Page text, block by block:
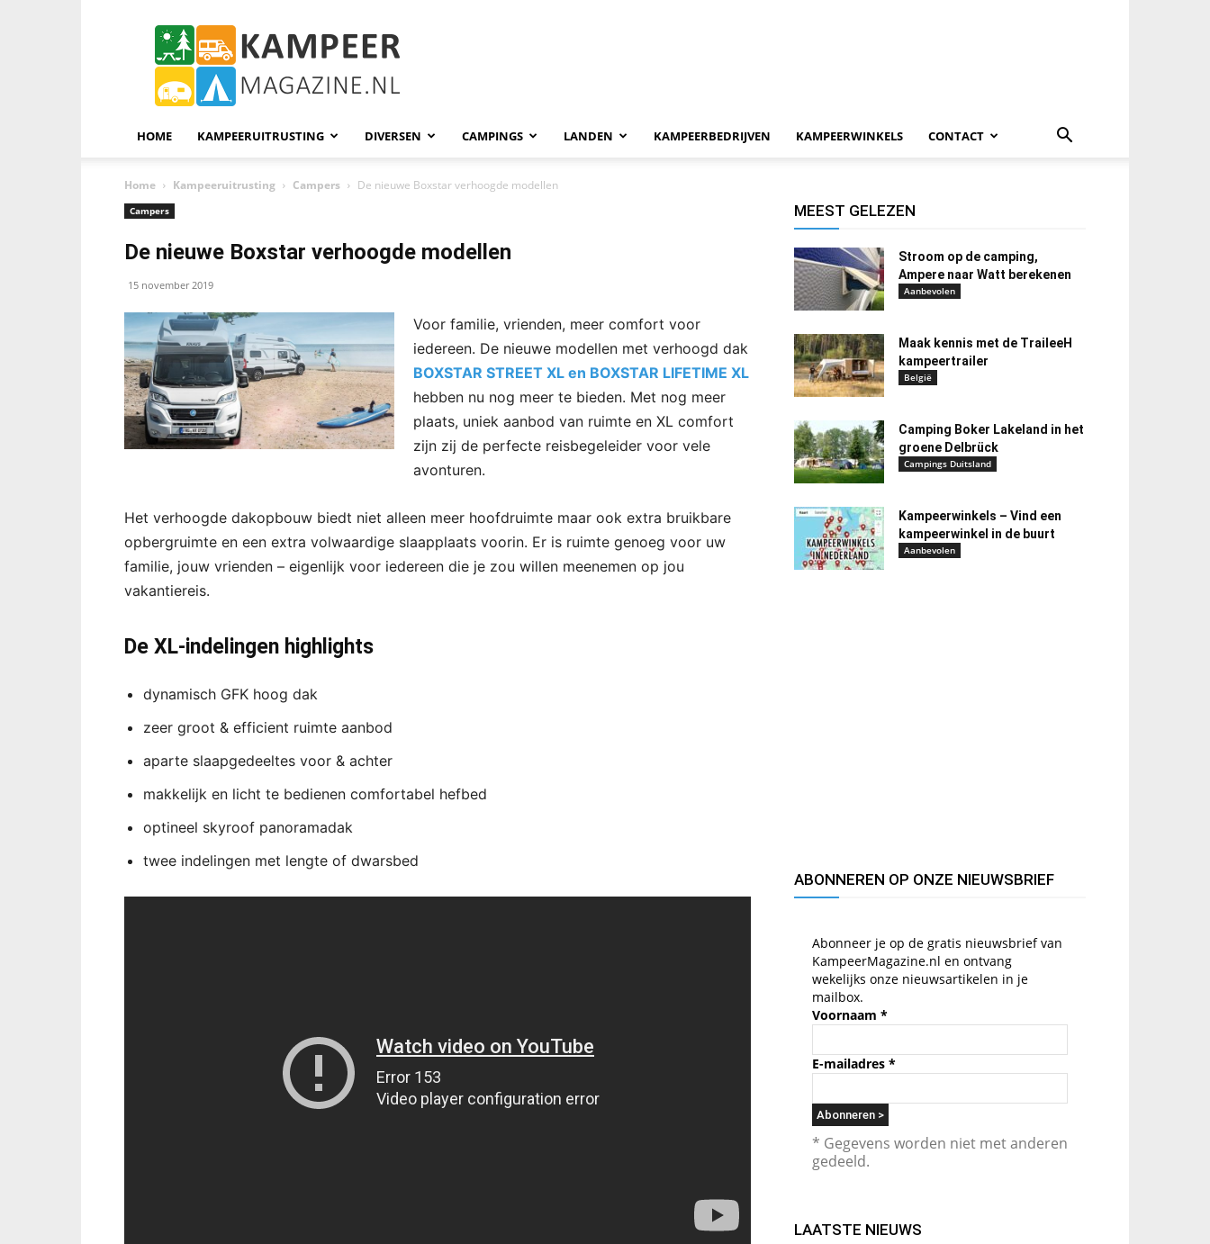
KampeerMagazine
HOME KAMPEERUITRUSTING DIVERSEN CAMPINGS LANDEN KAMPEERBEDRIJVEN KAMPEERWINKELS CONTACT
Home Kampeeruitrusting Campers De nieuwe Boxstar verhoogde modellen
Campers
De nieuwe Boxstar verhoogde modellen
15 november 2019
Voor familie, vrienden, meer comfort voor
iedereen. De nieuwe modellen met verhoogd dak
BOXSTAR STREET XL en BOXSTAR LIFETIME XL
hebben nu nog meer te bieden. Met nog meer
plaats, uniek aanbod van ruimte en XL comfort
zijn zij de perfecte reisbegeleider voor vele
avonturen.
Het verhoogde dakopbouw biedt niet alleen meer hoofdruimte maar ook extra bruikbare
opbergruimte en een extra volwaardige slaapplaats voorin. Er is ruimte genoeg voor uw
familie, jouw vrienden – eigenlijk voor iedereen die je zou willen meenemen op jou
vakantiereis.
De XL-indelingen highlights
dynamisch GFK hoog dak
zeer groot & efficient ruimte aanbod
aparte slaapgedeeltes voor & achter
makkelijk en licht te bedienen comfortabel hefbed
optineel skyroof panoramadak
twee indelingen met lengte of dwarsbed
MEEST GELEZEN
Stroom op de camping,
Ampere naar Watt berekenen
Aanbevolen
Maak kennis met de TraileeH
kampeertrailer
België
Camping Boker Lakeland in het
groene Delbrück
Campings Duitsland
Kampeerwinkels – Vind een
kampeerwinkel in de buurt
Aanbevolen
ABONNEREN OP ONZE NIEUWSBRIEF
Abonneer je op de gratis nieuwsbrief van
KampeerMagazine.nl en ontvang
wekelijks onze nieuwsartikelen in je
mailbox.
Voornaam *
E-mailadres *
* Gegevens worden niet met anderen
gedeeld.
LAATSTE NIEUWS